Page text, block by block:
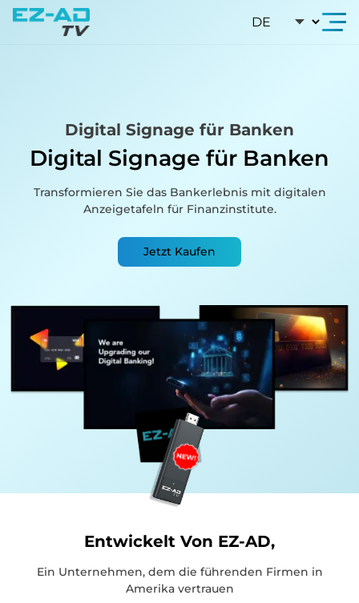
Digital Signage für Banken
Digital Signage für Banken
Transformieren Sie das Bankerlebnis mit digitalen
Anzeigetafeln für Finanzinstitute.
Jetzt Kaufen
Entwickelt Von EZ-AD,
Ein Unternehmen, dem die führenden Firmen in
Amerika vertrauen